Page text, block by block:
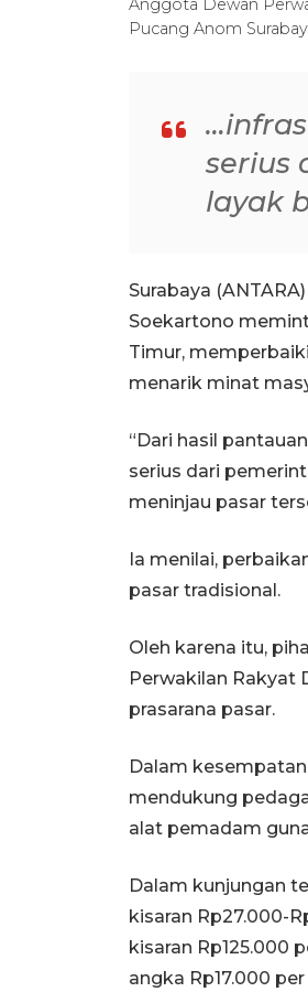
Anggota Dewan
Pucang Anom
serius
layak
Surabaya
Soekartono
Timur,
menarik minat
“Dari hasil
serius dari
meninjau pasar
Ia menilai,
pasar tradisional.
Oleh karena itu,
Perwakilan Rakyat
prasarana pasar.
Dalam
mendukung
alat pemadam
Dalam kunjungan
kisaran Rp27.000-
kisaran Rp125.000
angka Rp17.000